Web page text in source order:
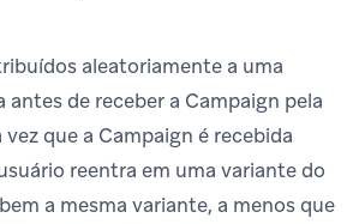
aleatoriamente a uma
de receber a Campaign pela
que a Campaign é recebida
reentra em uma variante do
a mesma variante, a menos que